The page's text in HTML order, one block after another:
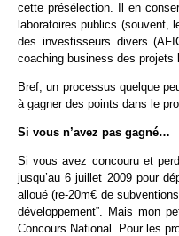
cette présélection. Il en
laboratoires publics (souvent,
des investisseurs divers
coaching business des projets
Bref, un processus quelque
à gagner des points dans le
Si vous n’avez pas gagné…
Si vous avez concouru et
jusqu’au 6 juillet 2009 pour
alloué (re-20m€ de
développement”. Mais mon
Concours National. Pour les